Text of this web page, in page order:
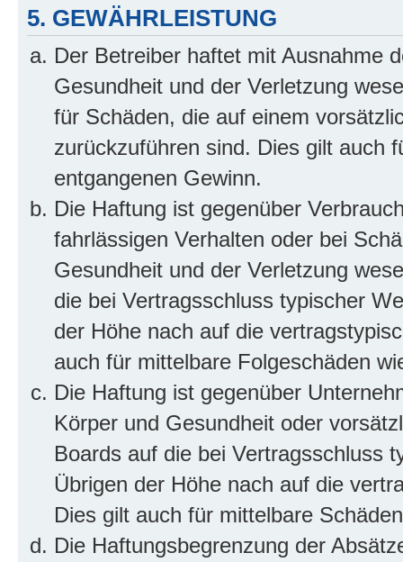
5. GEWÄHRLEISTUNG
Der Betreiber haftet mit Ausnahme
Gesundheit und der Verletzung
für Schäden, die auf einem
zurückzuführen sind. Dies gilt auch
entgangenen Gewinn.
Die Haftung ist gegenüber
fahrlässigen Verhalten oder bei
Gesundheit und der Verletzung
die bei Vertragsschluss typischer
der Höhe nach auf die
auch für mittelbare Folgeschäden
Die Haftung ist gegenüber
Körper und Gesundheit oder
Boards auf die bei Vertragsschluss
Übrigen der Höhe nach auf die
Dies gilt auch für mittelbare
Die Haftungsbegrenzung der